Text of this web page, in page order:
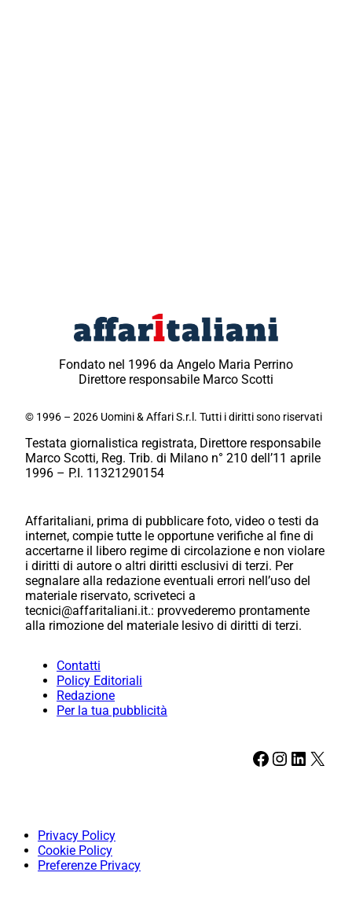
Fondato nel 1996 da Angelo Maria Perrino
Direttore responsabile Marco Scotti
© 1996 – 2026 Uomini & Affari S.r.l. Tutti i diritti sono riservati
Testata giornalistica registrata, Direttore responsabile
Marco Scotti, Reg. Trib. di Milano n° 210 dell’11 aprile
1996 – P.I. 11321290154
Affaritaliani, prima di pubblicare foto, video o testi da
internet, compie tutte le opportune verifiche al fine di
accertarne il libero regime di circolazione e non violare
i diritti di autore o altri diritti esclusivi di terzi. Per
segnalare alla redazione eventuali errori nell’uso del
materiale riservato, scriveteci a
tecnici@affaritaliani.it.: provvederemo prontamente
alla rimozione del materiale lesivo di diritti di terzi.
Contatti
Policy Editoriali
Redazione
Per la tua pubblicità
Facebook Instagram LinkedIn X
Privacy Policy
Cookie Policy
Preferenze Privacy